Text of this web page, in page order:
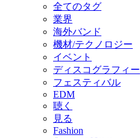
全てのタグ
業界
海外バンド
機材/テクノロジー
イベント
ディスコグラフィー
フェスティバル
EDM
聴く
見る
Fashion